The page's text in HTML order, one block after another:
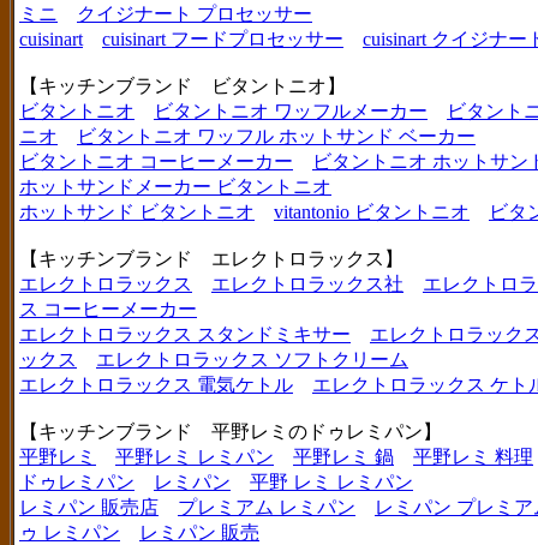
ミニ
クイジナート プロセッサー
cuisinart
cuisinart フードプロセッサー cuisinart クイジナー
【キッチンブランド ビタントニオ】
ビタントニオ
ビタントニオ ワッフルメーカー
ビタント
ニオ
ビタントニオ ワッフル ホットサンド ベーカー
ビタントニオ コーヒーメーカー
ビタントニオ ホットサン
ホットサンドメーカー ビタントニオ
ホットサンド ビタントニオ
vitantonio ビタントニオ ビタ
【キッチンブランド エレクトロラックス】
エレクトロラックス
エレクトロラックス社
エレクトロ
ス コーヒーメーカー
エレクトロラックス スタンドミキサー
エレクトロラック
ックス
エレクトロラックス ソフトクリーム
エレクトロラックス 電気ケトル
エレクトロラックス ケト
【キッチンブランド 平野レミのドゥレミパン】
平野レミ
平野レミ レミパン 平野レミ 鍋
平野レミ 料理
ドゥレミパン
レミパン
平野 レミ レミパン
レミパン 販売店
プレミアム レミパン
レミパン プレミア
ゥ レミパン
レミパン 販売